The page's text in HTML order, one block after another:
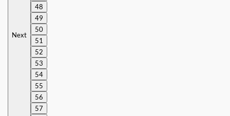
Next
48
49
50
51
52
53
54
55
56
57